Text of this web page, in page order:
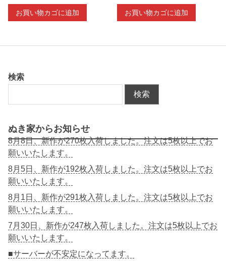
お買い物カゴに追加 お買い物カゴに追加
検索
検索
ぬき家からお知らせ
8月8日、新作が270枚入荷しました。注文は5枚以上でお
願いいたします。
8月5日、新作が192枚入荷しました。注文は5枚以上でお
願いいたします。
8月1日、新作が291枚入荷しました。注文は5枚以上でお
願いいたします。
7月30日、新作が247枚入荷しました。注文は5枚以上でお
願いいたします。
■サーバーが不安定になってます。